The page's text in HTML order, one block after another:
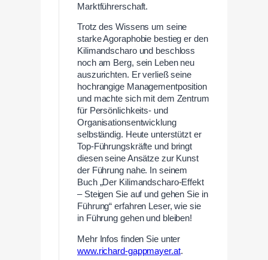
Marktführerschaft.
Trotz des Wissens um seine
starke Agoraphobie bestieg er den
Kilimandscharo und beschloss
noch am Berg, sein Leben neu
auszurichten. Er verließ seine
hochrangige Managementposition
und machte sich mit dem Zentrum
für Persönlichkeits- und
Organisationsentwicklung
selbständig. Heute unterstützt er
Top-Führungskräfte und bringt
diesen seine Ansätze zur Kunst
der Führung nahe. In seinem
Buch „Der Kilimandscharo-Effekt
– Steigen Sie auf und gehen Sie in
Führung“ erfahren Leser, wie sie
in Führung gehen und bleiben!
Mehr Infos finden Sie unter
www.richard-gappmayer.at.